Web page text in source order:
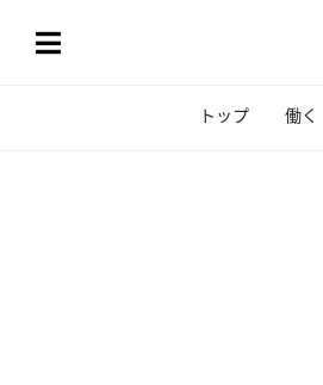
トップ 働く